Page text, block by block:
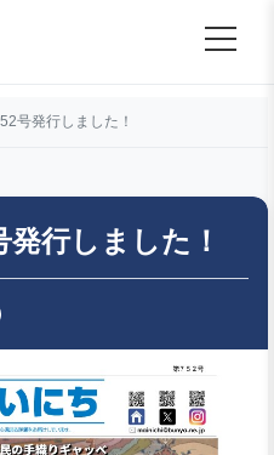
号発行しました！
行しました！